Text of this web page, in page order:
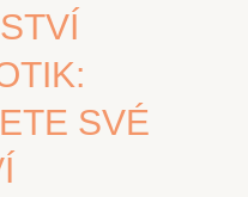
SVÉ